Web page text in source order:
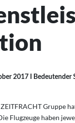
2017 I
ZEITFRACHT Gruppe
Flugzeuge haben